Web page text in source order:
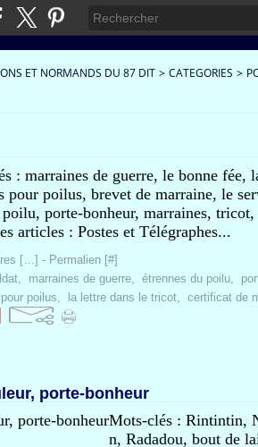
ET NORMANDS DU 87 DIT > CATEGORIES >
: marraines de guerre, le bonne fée,
pour poilus, brevet de marraine, le
poilu, porte-bonheur, marraines,
articles : Postes et Télégraphes...
[…] - Permalien [#]
, marraines de guerre, étrennes du poilu,
poilus, la lettre dans le tricot, certificat de
porte-bonheur
Mots-clés : Rintintin,
n, Radadou, bout de